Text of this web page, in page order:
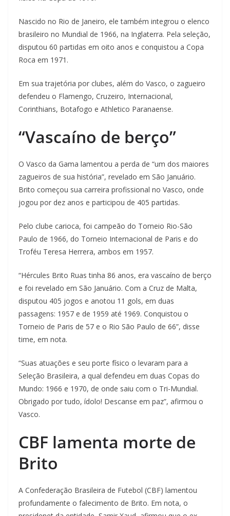
Nascido no Rio de Janeiro, ele também integrou o elenco
brasileiro no Mundial de 1966, na Inglaterra. Pela seleção,
disputou 60 partidas em oito anos e conquistou a Copa
Roca em 1971.
Em sua trajetória por clubes, além do Vasco, o zagueiro
defendeu o Flamengo, Cruzeiro, Internacional,
Corinthians, Botafogo e Athletico Paranaense.
“Vascaíno de berço”
O Vasco da Gama lamentou a perda de “um dos maiores
zagueiros de sua história”, revelado em São Januário.
Brito começou sua carreira profissional no Vasco, onde
jogou por dez anos e participou de 405 partidas.
Pelo clube carioca, foi campeão do Torneio Rio-São
Paulo de 1966, do Torneio Internacional de Paris e do
Troféu Teresa Herrera, ambos em 1957.
“Hércules Brito Ruas tinha 86 anos, era vascaíno de berço
e foi revelado em São Januário. Com a Cruz de Malta,
disputou 405 jogos e anotou 11 gols, em duas
passagens: 1957 e de 1959 até 1969. Conquistou o
Torneio de Paris de 57 e o Rio São Paulo de 66”, disse
time, em nota.
“Suas atuações e seu porte físico o levaram para a
Seleção Brasileira, a qual defendeu em duas Copas do
Mundo: 1966 e 1970, de onde saiu com o Tri-Mundial.
Obrigado por tudo, ídolo! Descanse em paz”, afirmou o
Vasco.
CBF lamenta morte de
Brito
A Confederação Brasileira de Futebol (CBF) lamentou
profundamente o falecimento de Brito. Em nota, o